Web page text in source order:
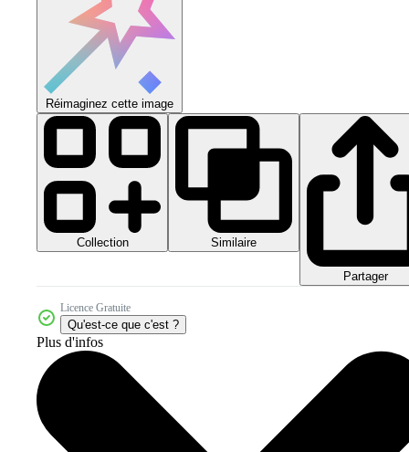
Réimaginez cette image
Collection Similaire
Partager
Licence Gratuite
Qu'est-ce que c'est ?
Plus d'infos